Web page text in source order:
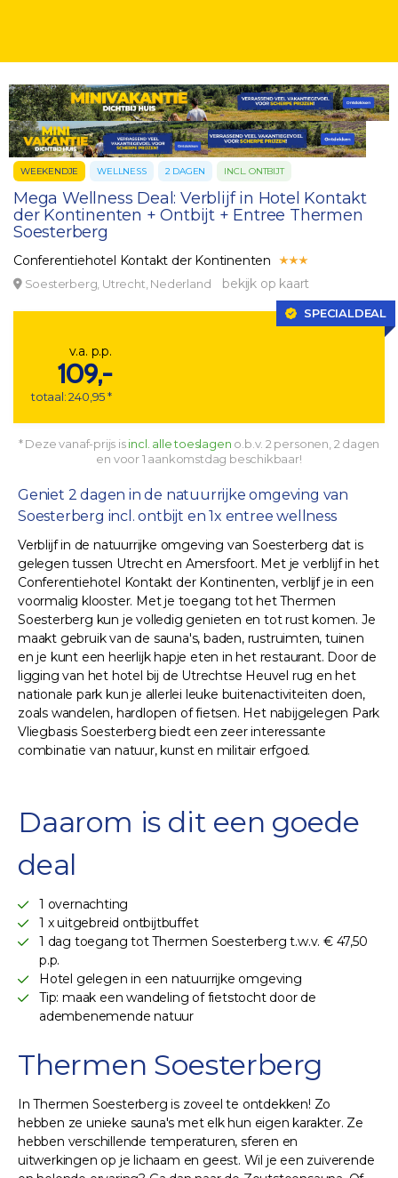
WEEKENDJE WELLNESS 2 DAGEN INCL. ONTBIJT
Mega Wellness Deal: Verblijf in Hotel Kontakt
der Kontinenten + Ontbijt + Entree Thermen
Soesterberg
Conferentiehotel Kontakt der Kontinenten
Soesterberg, Utrecht, Nederland bekijk op kaart
SPECIALDEAL
v.a. p.p.
109,-
totaal: 240,95 *
* Deze vanaf-prijs isincl. alle toeslagen o.b.v. 2 personen, 2 dagen
en voor 1 aankomstdag beschikbaar!
Geniet 2 dagen in de natuurrijke omgeving van
Soesterberg incl. ontbijt en 1x entree wellness
Verblijf in de natuurrijke omgeving van Soesterberg dat is
gelegen tussen Utrecht en Amersfoort. Met je verblijf in het
Conferentiehotel Kontakt der Kontinenten, verblijf je in een
voormalig klooster. Met je toegang tot het Thermen
Soesterberg kun je volledig genieten en tot rust komen. Je
maakt gebruik van de sauna's, baden, rustruimten, tuinen
en je kunt een heerlijk hapje eten in het restaurant. Door de
ligging van het hotel bij de Utrechtse Heuvel rug en het
nationale park kun je allerlei leuke buitenactiviteiten doen,
zoals wandelen, hardlopen of fietsen. Het nabijgelegen Park
Vliegbasis Soesterberg biedt een zeer interessante
combinatie van natuur, kunst en militair erfgoed.
Daarom is dit een goede
deal
1 overnachting
1 x uitgebreid ontbijtbuffet
1 dag toegang tot Thermen Soesterberg t.w.v. € 47,50
p.p.
Hotel gelegen in een natuurrijke omgeving
Tip: maak een wandeling of fietstocht door de
adembenemende natuur
Thermen Soesterberg
In Thermen Soesterberg is zoveel te ontdekken! Zo
hebben ze unieke sauna's met elk hun eigen karakter. Ze
hebben verschillende temperaturen, sferen en
uitwerkingen op je lichaam en geest. Wil je een zuiverende